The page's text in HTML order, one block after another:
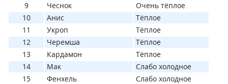
9
Чеснок
Очень тёплое
10
Анис
Тёплое
11
Укроп
Тёплое
12
Черемша
Тёплое
13
Кардамон
Тёплое
14
Мак
Слабо холодное
15
Фенхель
Слабо холодное